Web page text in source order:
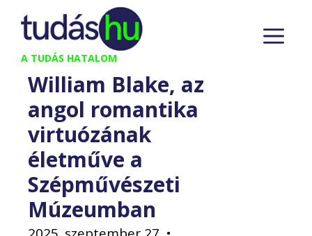
Kilépés
tartalomba
A TUDÁS HATALOM
William Blake, az
angol romantika
virtuózának
életműve a
Szépművészeti
Múzeumban